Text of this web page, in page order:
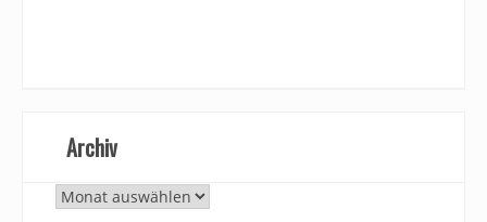
Archiv
Archiv